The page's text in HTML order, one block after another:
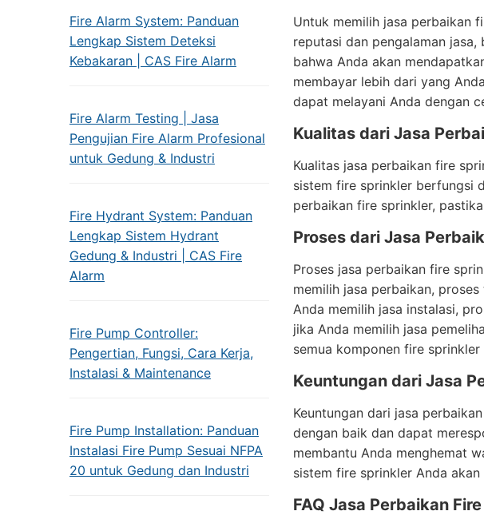
Fire Alarm System: Panduan
Lengkap Sistem Deteksi
Kebakaran | CAS Fire Alarm
Fire Alarm Testing | Jasa
Pengujian Fire Alarm Profesional
untuk Gedung & Industri
Fire Hydrant System: Panduan
Lengkap Sistem Hydrant
Gedung & Industri | CAS Fire
Alarm
Fire Pump Controller:
Pengertian, Fungsi, Cara Kerja,
Instalasi & Maintenance
Fire Pump Installation: Panduan
Instalasi Fire Pump Sesuai NFPA
20 untuk Gedung dan Industri
Untuk memilih jasa perbaikan
reputasi dan pengalaman
bahwa Anda akan
membayar lebih dari yang
dapat melayani Anda dengan
Kualitas dari Jasa
Kualitas jasa perbaikan fire
sistem fire sprinkler berfungsi
perbaikan fire sprinkler,
Proses dari Jasa
Proses jasa perbaikan fire
memilih jasa perbaikan,
Anda memilih jasa instalasi,
jika Anda memilih jasa
semua komponen fire
Keuntungan dari Jasa
Keuntungan dari jasa
dengan baik dan dapat
membantu Anda menghemat
sistem fire sprinkler Anda
FAQ Jasa Perbaikan